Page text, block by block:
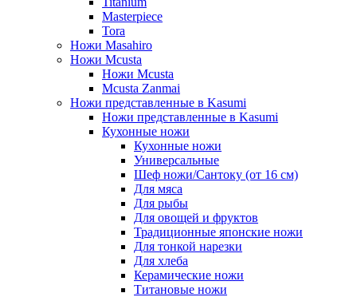
Masterpiece
Tora
Ножи Masahiro
Ножи Mcusta
Ножи Mcusta
Mcusta Zanmai
Ножи представленные в Kasumi
Ножи представленные в Kasumi
Кухонные ножи
Кухонные ножи
Универсальные
Шеф ножи/Сантоку (от 16 см)
Для мяса
Для рыбы
Для овощей и фруктов
Традиционные японские ножи
Для тонкой нарезки
Для хлеба
Керамические ножи
Титановые ножи